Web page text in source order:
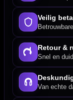
Veilig
Retour &
Snel en
Van echte